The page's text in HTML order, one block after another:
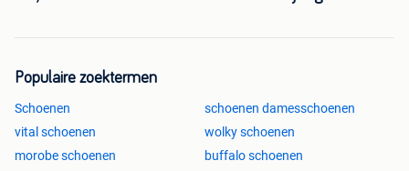
Populaire zoektermen
Schoenen
schoenen damesschoenen
vital schoenen
wolky schoenen
morobe schoenen
buffalo schoenen